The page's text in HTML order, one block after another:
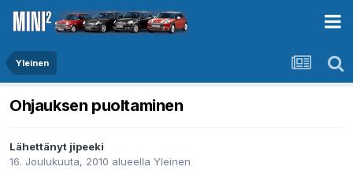
Yleinen
Ohjauksen puoltaminen
Lähettänyt jipeeki
16. Joulukuuta, 2010 alueella Yleinen